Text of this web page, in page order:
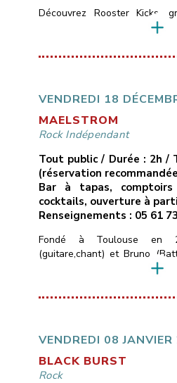
Découvrez Rooster Kicks,
Blues Rock, nous vous
Formé en 2022 par Laety,
blues et pop.Nos influences
VENDREDI 18
MAELSTROM
Rock Indépendant
Tout public / Durée : 2h /
(réservation
Bar à tapas,
cocktails, ouverture à
Renseignements : 05 61
Fondé à Toulouse en
(guitare,chant) et Bruno
Tanguy (Basse),
au public à travers nos
cherchent à allier des […]
VENDREDI 08
BLACK BURST
Rock